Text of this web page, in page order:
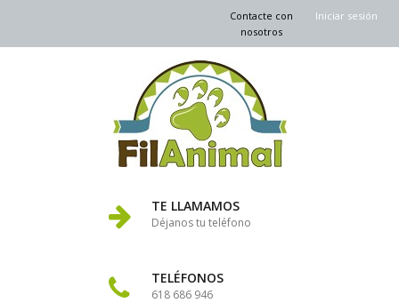
Iniciar sesión
Contacte con
nosotros
TE LLAMAMOS
Déjanos tu teléfono
TELÉFONOS
618 686 946